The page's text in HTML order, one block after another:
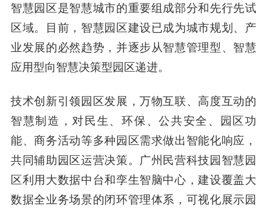
智慧园区是智慧城市的重要组成部分和先行先试
区域。目前，智慧园区建设已成为城市规划、产
业发展的必然趋势，并逐步从智慧管理型、智慧
应用型向智慧决策型园区递进。
技术创新引领园区发展，万物互联、高度互动的
智慧制造，对民生、环保、公共安全、园区功
能、商务活动等多种园区需求做出智能化响应，
共同辅助园区运营决策。广州民营科技园智慧园
区利用大数据中台和孪生智脑中心，建设覆盖大
数据全业务场景的闭环管理体系，可视化展示园